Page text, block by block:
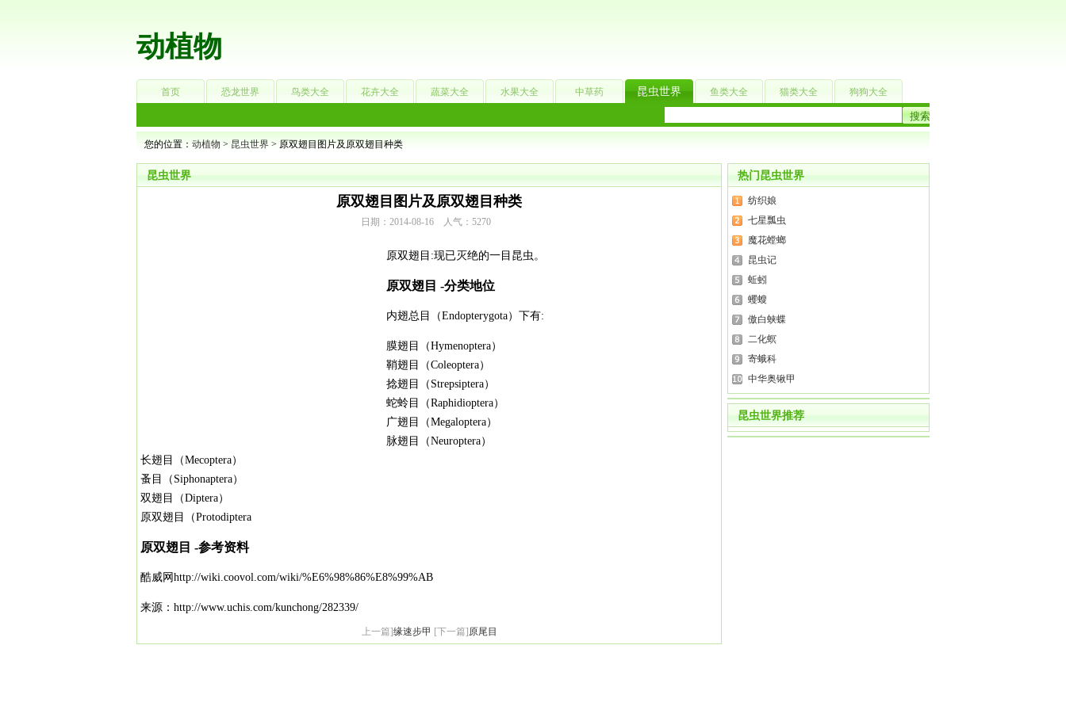
动植物
首页 恐龙世界 鸟类大全 花卉大全 蔬菜大全 水果大全 中草药 昆虫世界 鱼类大全 猫类大全 狗狗大全
您的位置： 动植物 > 昆虫世界 > 原双翅目图片及原双翅目种类
昆虫世界
原双翅目图片及原双翅目种类
日期：2014-08-16 人气：5270
原双翅目:现已灭绝的一目昆虫。
原双翅目 -分类地位
内翅总目（Endopterygota）下有:
膜翅目（Hymenoptera）
鞘翅目（Coleoptera）
捻翅目（Strepsiptera）
蛇蛉目（Raphidioptera）
广翅目（Megaloptera）
脉翅目（Neuroptera）
长翅目（Mecoptera）
蚤目（Siphonaptera）
双翅目（Diptera）
原双翅目（Protodiptera
原双翅目 -参考资料
酷威网http://wiki.coovol.com/wiki/%E6%98%86%E8%99%AB
来源：http://www.uchis.com/kunchong/282339/
上一篇]缘速步甲 [下一篇] 原尾目
热门昆虫世界
纺织娘
七星瓢虫
魔花螳螂
昆虫记
蚯蚓
蠼螋
傲白蛱蝶
二化螟
寄蛾科
中华奥锹甲
昆虫世界推荐